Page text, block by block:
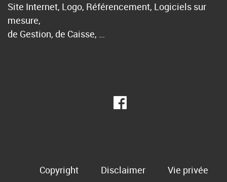
Site Internet, Logo, Référencement, Logiciels sur
mesure,
de Gestion, de Caisse, …
Copyright Disclaimer Vie privée